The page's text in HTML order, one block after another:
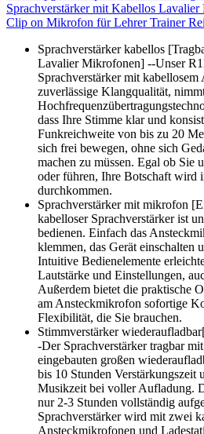
Sprachverstärker mit Kabellos
Clip on Mikrofon für Lehrer Trainer
Sprachverstärker kabellos
Lavalier Mikrofonen] --Unser
Sprachverstärker mit
zuverlässige Klangqualität,
dass Ihre Stimme klar und
Funkreichweite von bis zu 20
sich frei bewegen, ohne sich
machen zu müssen. Egal ob Sie
oder führen, Ihre Botschaft wird
durchkommen.
Sprachverstärker mit mikrofon
kabelloser Sprachverstärker ist
bedienen. Einfach das
klemmen, das Gerät einschalten
Intuitive Bedienelemente
Lautstärke und Einstellungen,
Außerdem bietet die praktische
am Ansteckmikrofon sofortige
Flexibilität, die Sie brauchen.
Stimmverstärker
-Der Sprachverstärker tragbar
eingebauten großen
bis 10 Stunden Verstärkungszeit
Musikzeit bei voller Aufladung.
nur 2-3 Stunden vollständig
Sprachverstärker wird mit zwei
Ansteckmikrofonen und